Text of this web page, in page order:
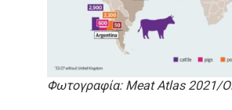
Φωτογραφία: Meat Atlas 2021/